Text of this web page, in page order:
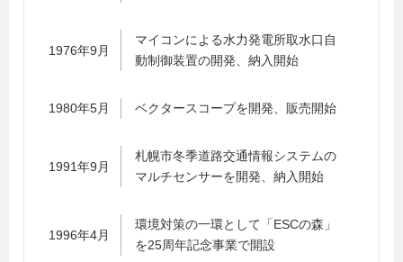
1976年9月
マイコンによる水力発電所取水口自
動制御装置の開発、納入開始
1980年5月 ベクタースコープを開発、販売開始
1991年9月
札幌市冬季道路交通情報システムの
マルチセンサーを開発、納入開始
1996年4月
環境対策の一環として「ESCの森」
を25周年記念事業で開設